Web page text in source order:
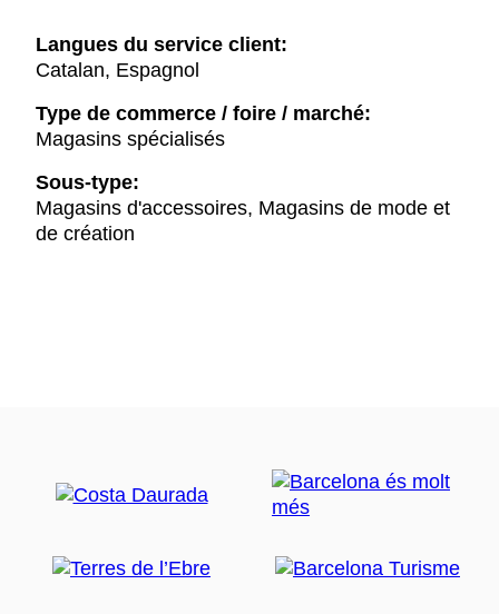
Langues du service client:
Catalan, Espagnol
Type de commerce / foire / marché:
Magasins spécialisés
Sous-type:
Magasins d'accessoires, Magasins de mode et
de création